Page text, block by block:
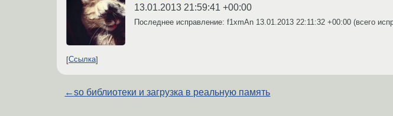
13.01.2013 21:59:41 +00:00
Последнее исправление: f1xmAn 13.01.2013 22:11:32 +00:00 (всего
Ссылка
←so библиотеки и загрузка в реальную память